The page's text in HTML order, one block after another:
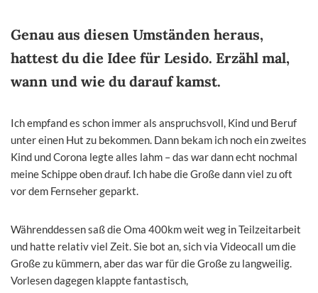
Genau aus diesen Umständen heraus,
hattest du die Idee für Lesido. Erzähl mal,
wann und wie du darauf kamst.
Ich empfand es schon immer als anspruchsvoll, Kind und Beruf
unter einen Hut zu bekommen. Dann bekam ich noch ein zweites
Kind und Corona legte alles lahm – das war dann echt nochmal
meine Schippe oben drauf. Ich habe die Große dann viel zu oft
vor dem Fernseher geparkt.
Währenddessen saß die Oma 400km weit weg in Teilzeitarbeit
und hatte relativ viel Zeit. Sie bot an, sich via Videocall um die
Große zu kümmern, aber das war für die Große zu langweilig.
Vorlesen dagegen klappte fantastisch,